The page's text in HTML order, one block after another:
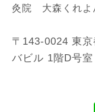
灸院 大森くれよ
〒143-0024 東
バビル 1階D号